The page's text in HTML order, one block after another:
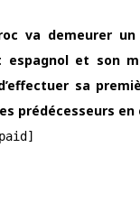
va demeurer un
espagnol et son
sa
prédécesseurs